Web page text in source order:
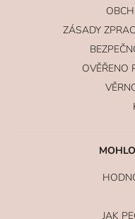
ZÁSADY
OVĚŘENO
JAK